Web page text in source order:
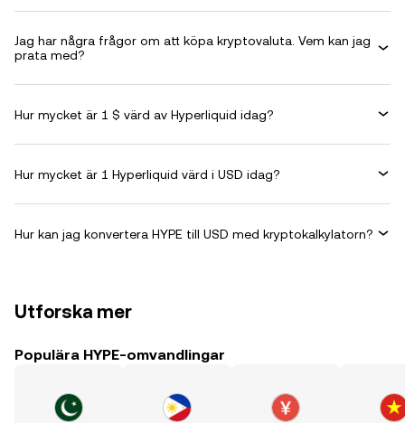
Jag har några frågor om att köpa kryptovaluta. Vem kan jag
prata med?
Hur mycket är 1 $ värd av Hyperliquid idag?
Hur mycket är 1 Hyperliquid värd i USD idag?
Hur kan jag konvertera HYPE till USD med kryptokalkylatorn?
Utforska mer
Populära HYPE-omvandlingar